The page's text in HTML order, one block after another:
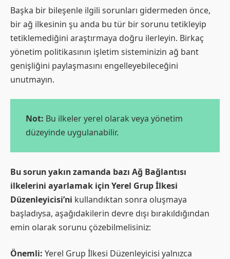
Başka bir bileşenle ilgili sorunları gidermeden önce,
bir ağ ilkesinin şu anda bu tür bir sorunu tetikleyip
tetiklemediğini araştırmaya doğru ilerleyin. Birkaç
yönetim politikasının işletim sisteminizin ağ bant
genişliğini paylaşmasını engelleyebileceğini
unutmayın.
Not: Bu ilkeler yerel olarak veya yönetim
düzeyinde uygulanabilir.
Bu sorun yakın zamanda bazı Ağ Bağlantısı
ilkelerini ayarlamak için Yerel Grup İlkesi
Düzenleyicisi’ni kullandıktan sonra oluşmaya
başladıysa, aşağıdakilerin devre dışı bırakıldığından
emin olarak sorunu çözebilmelisiniz:
Önemli: Yerel Grup İlkesi Düzenleyicisi yalnızca